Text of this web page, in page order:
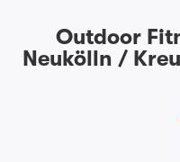
Outdoor
Neukölln /